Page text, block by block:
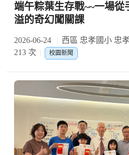
端午粽葉生存戰~~一場從
溢的奇幻闖關課
2026-06-24 西區 忠孝國小 忠
213 次
校園新聞